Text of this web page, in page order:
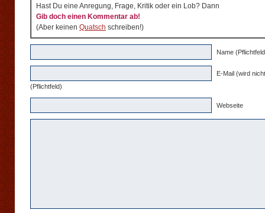
Hast Du eine Anregung, Frage, Kritik oder ein Lob? Dann
Gib doch einen Kommentar ab!
(Aber keinen Quatsch schreiben!)
Name
E-Mail (wird
(Pflichtfeld)
Webseite